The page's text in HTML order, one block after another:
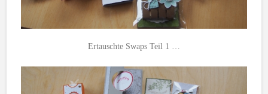
Ertauschte Swaps Teil 1 …